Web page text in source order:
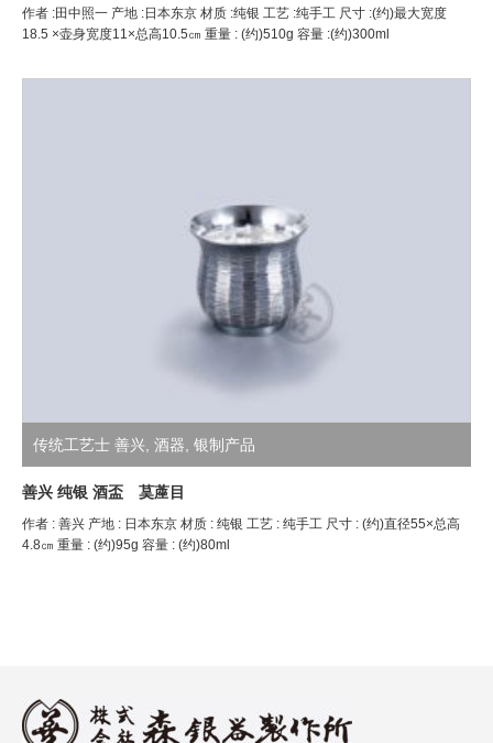
作者 :田中照一 产地 :日本东京 材质 :纯银 工艺 :纯手工 尺寸 :(约)最大宽度
18.5 ×壶身宽度11×总高10.5㎝ 重量 : (约)510g 容量 :(约)300ml
传统工艺士 善兴 酒器 银制产品
善兴 纯银 酒盃 茣蓙目
作者 : 善兴 产地 : 日本东京 材质 : 纯银 工艺 : 纯手工 尺寸 : (约)直径55×总高
4.8㎝ 重量 : (约)95g 容量 : (约)80ml